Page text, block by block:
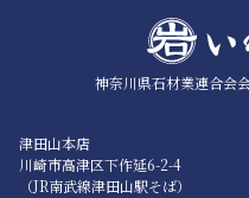
神奈川県石材業連合会
津田山本店
川崎市高津区下作延6-2-4
（JR南武線津田山駅そば）